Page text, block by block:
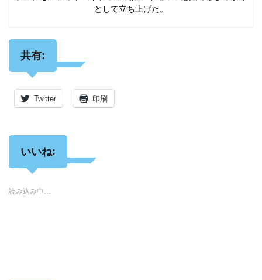
として立ち上げた。
共有:
Twitter 印刷
いいね:
読み込み中…